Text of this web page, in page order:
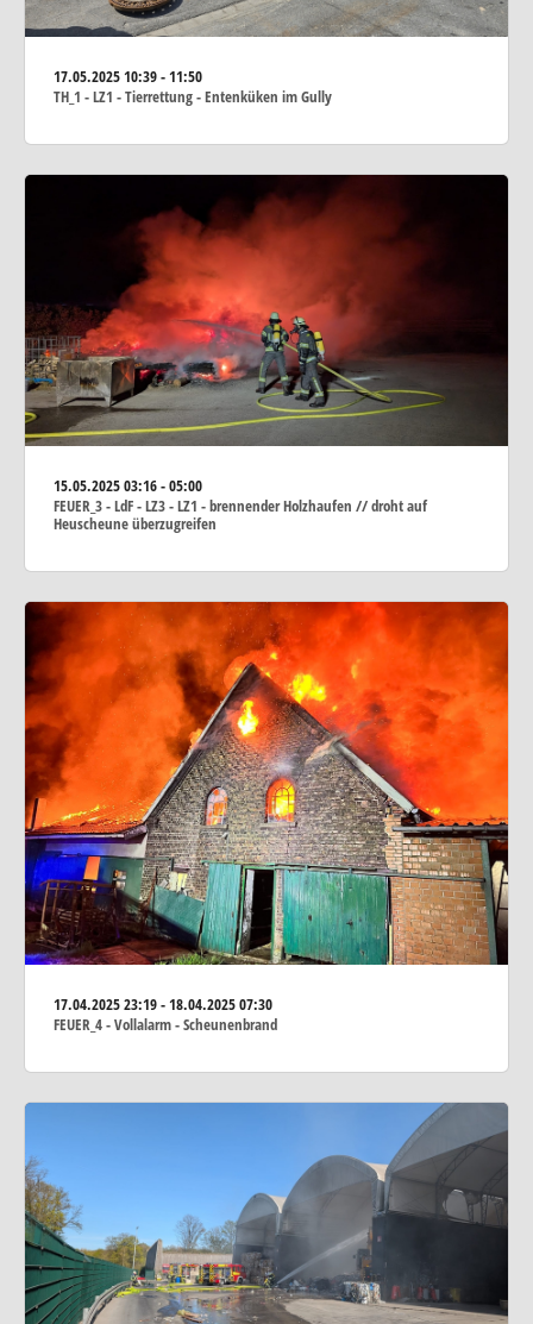
17.05.202510:39 - 11:50
TH_1 - LZ1 - Tierrettung - Entenküken im Gully
15.05.202503:16 - 05:00
FEUER_3 - LdF - LZ3 - LZ1 - brennender Holzhaufen // droht auf
Heuscheune überzugreifen
17.04.202523:19 - 18.04.2025 07:30
FEUER_4 - Vollalarm - Scheunenbrand